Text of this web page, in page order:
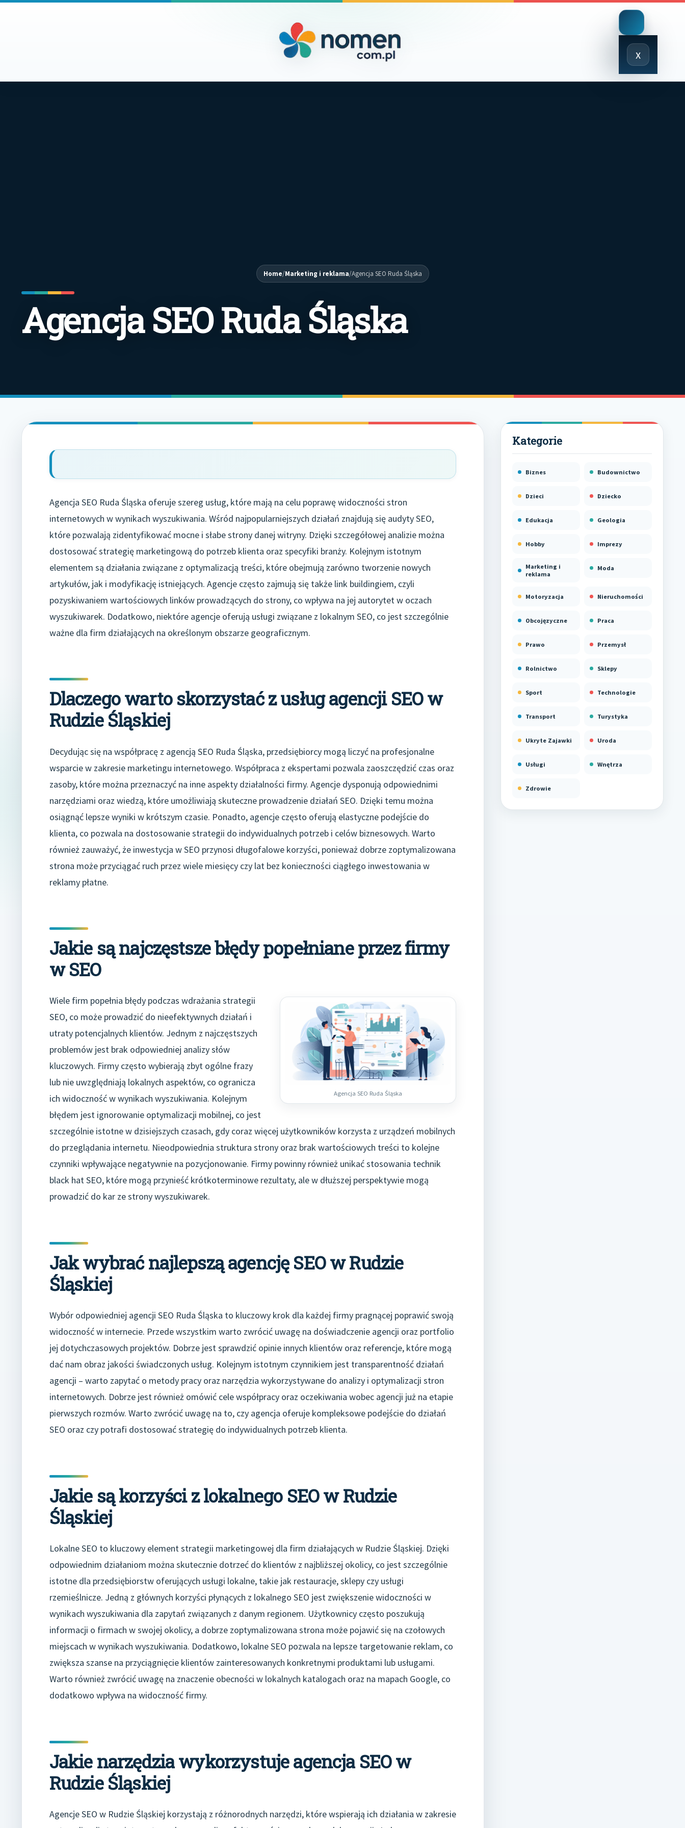
x
Close
Menu
Home/Marketing i reklama/Agencja SEO Ruda Śląska
Agencja SEO Ruda Śląska
Agencja SEO Ruda Śląska oferuje szereg usług, które mają na celu poprawę widoczności stron
internetowych w wynikach wyszukiwania. Wśród najpopularniejszych działań znajdują się audyty SEO,
które pozwalają zidentyfikować mocne i słabe strony danej witryny. Dzięki szczegółowej analizie można
dostosować strategię marketingową do potrzeb klienta oraz specyfiki branży. Kolejnym istotnym
elementem są działania związane z optymalizacją treści, które obejmują zarówno tworzenie nowych
artykułów, jak i modyfikację istniejących. Agencje często zajmują się także link buildingiem, czyli
pozyskiwaniem wartościowych linków prowadzących do strony, co wpływa na jej autorytet w oczach
wyszukiwarek. Dodatkowo, niektóre agencje oferują usługi związane z lokalnym SEO, co jest szczególnie
ważne dla firm działających na określonym obszarze geograficznym.
Dlaczego warto skorzystać z usług agencji SEO w
Rudzie Śląskiej
Decydując się na współpracę z agencją SEO Ruda Śląska, przedsiębiorcy mogą liczyć na profesjonalne
wsparcie w zakresie marketingu internetowego. Współpraca z ekspertami pozwala zaoszczędzić czas oraz
zasoby, które można przeznaczyć na inne aspekty działalności firmy. Agencje dysponują odpowiednimi
narzędziami oraz wiedzą, które umożliwiają skuteczne prowadzenie działań SEO. Dzięki temu można
osiągnąć lepsze wyniki w krótszym czasie. Ponadto, agencje często oferują elastyczne podejście do
klienta, co pozwala na dostosowanie strategii do indywidualnych potrzeb i celów biznesowych. Warto
również zauważyć, że inwestycja w SEO przynosi długofalowe korzyści, ponieważ dobrze zoptymalizowana
strona może przyciągać ruch przez wiele miesięcy czy lat bez konieczności ciągłego inwestowania w
reklamy płatne.
Jakie są najczęstsze błędy popełniane przez firmy
w SEO
Agencja SEO Ruda Śląska
Wiele firm popełnia błędy podczas wdrażania strategii
SEO, co może prowadzić do nieefektywnych działań i
utraty potencjalnych klientów. Jednym z najczęstszych
problemów jest brak odpowiedniej analizy słów
kluczowych. Firmy często wybierają zbyt ogólne frazy
lub nie uwzględniają lokalnych aspektów, co ogranicza
ich widoczność w wynikach wyszukiwania. Kolejnym
błędem jest ignorowanie optymalizacji mobilnej, co jest
szczególnie istotne w dzisiejszych czasach, gdy coraz więcej użytkowników korzysta z urządzeń mobilnych
do przeglądania internetu. Nieodpowiednia struktura strony oraz brak wartościowych treści to kolejne
czynniki wpływające negatywnie na pozycjonowanie. Firmy powinny również unikać stosowania technik
black hat SEO, które mogą przynieść krótkoterminowe rezultaty, ale w dłuższej perspektywie mogą
prowadzić do kar ze strony wyszukiwarek.
Jak wybrać najlepszą agencję SEO w Rudzie
Śląskiej
Wybór odpowiedniej agencji SEO Ruda Śląska to kluczowy krok dla każdej firmy pragnącej poprawić swoją
widoczność w internecie. Przede wszystkim warto zwrócić uwagę na doświadczenie agencji oraz portfolio
jej dotychczasowych projektów. Dobrze jest sprawdzić opinie innych klientów oraz referencje, które mogą
dać nam obraz jakości świadczonych usług. Kolejnym istotnym czynnikiem jest transparentność działań
agencji – warto zapytać o metody pracy oraz narzędzia wykorzystywane do analizy i optymalizacji stron
internetowych. Dobrze jest również omówić cele współpracy oraz oczekiwania wobec agencji już na etapie
pierwszych rozmów. Warto zwrócić uwagę na to, czy agencja oferuje kompleksowe podejście do działań
SEO oraz czy potrafi dostosować strategię do indywidualnych potrzeb klienta.
Jakie są korzyści z lokalnego SEO w Rudzie
Śląskiej
Lokalne SEO to kluczowy element strategii marketingowej dla firm działających w Rudzie Śląskiej. Dzięki
odpowiednim działaniom można skutecznie dotrzeć do klientów z najbliższej okolicy, co jest szczególnie
istotne dla przedsiębiorstw oferujących usługi lokalne, takie jak restauracje, sklepy czy usługi
rzemieślnicze. Jedną z głównych korzyści płynących z lokalnego SEO jest zwiększenie widoczności w
wynikach wyszukiwania dla zapytań związanych z danym regionem. Użytkownicy często poszukują
informacji o firmach w swojej okolicy, a dobrze zoptymalizowana strona może pojawić się na czołowych
miejscach w wynikach wyszukiwania. Dodatkowo, lokalne SEO pozwala na lepsze targetowanie reklam, co
zwiększa szanse na przyciągnięcie klientów zainteresowanych konkretnymi produktami lub usługami.
Warto również zwrócić uwagę na znaczenie obecności w lokalnych katalogach oraz na mapach Google, co
dodatkowo wpływa na widoczność firmy.
Jakie narzędzia wykorzystuje agencja SEO w
Rudzie Śląskiej
Agencje SEO w Rudzie Śląskiej korzystają z różnorodnych narzędzi, które wspierają ich działania w zakresie
Biznes Budownictwo
Dzieci Dziecko
Edukacja Geologia
Hobby Imprezy
Marketing i
reklama
Moda
Motoryzacja Nieruchomości
Obcojęzyczne Praca
Prawo Przemysł
Rolnictwo Sklepy
Sport Technologie
Transport Turystyka
Ukryte Zajawki Uroda
Usługi Wnętrza
Zdrowie